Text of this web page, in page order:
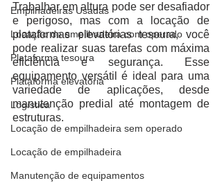
Empilhadeiras Usadas
Locação de empilhadeira com operado
Plataforma tesoura
Plataforma elevatória
Logística
Locação de empilhadeira sem operado
Locação de empilhadeira
Manutenção de equipamentos
Trabalhar em altura pode ser desafiador
e perigoso, mas com a locação de
plataformas elevatórias tesoura, você
pode realizar suas tarefas com máxima
eficiência e segurança. Esse
equipamento versátil é ideal para uma
variedade de aplicações, desde
manutenção predial até montagem de
estruturas.